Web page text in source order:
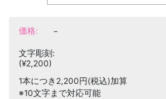
価格: −
文字彫刻:
(¥2,200)
1本につき2,200円(税込)加算
※10文字まで対応可能